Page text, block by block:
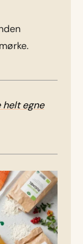
helt egne